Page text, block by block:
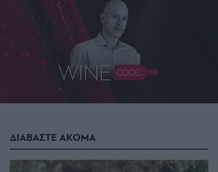
ΔΙΑΒΑΣΤΕ ΑΚΟΜΑ